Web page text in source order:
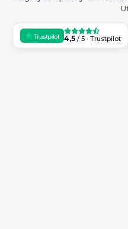
4,5/ 5 · Trustpilot